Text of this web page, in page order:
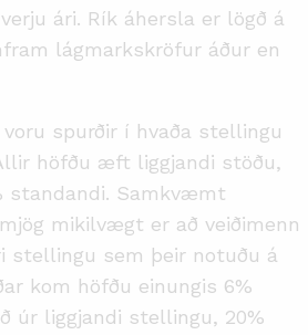
ári. Rík áhersla er lögð á
lágmarkskröfur áður en
voru spurðir í hvaða stellingu
höfðu æft liggjandi stöðu,
standandi. Samkvæmt
mikilvægt er að veiðimenn
stellingu sem þeir notuðu á
kom höfðu einungis 6%
úr liggjandi stellingu, 20%